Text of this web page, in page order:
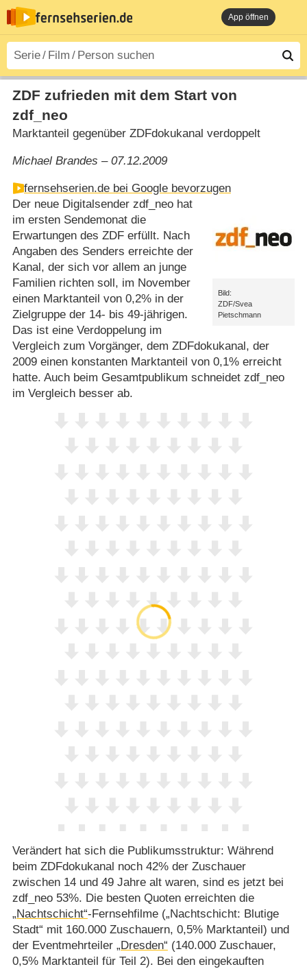
App öffnen
ZDF zufrieden mit dem Start von
zdf_neo
Marktanteil gegenüber ZDFdokukanal verdoppelt
Michael Brandes – 07.12.2009
fernsehserien.de bei Google bevorzugen
Bild:
ZDF/Svea
Pietschmann
Der neue Digitalsender zdf_neo hat
im ersten Sendemonat die
Erwartungen des ZDF erfüllt. Nach
Angaben des Senders erreichte der
Kanal, der sich vor allem an junge
Familien richten soll, im November
einen Marktanteil von 0,2% in der
Zielgruppe der 14- bis 49-jährigen.
Das ist eine Verdoppelung im
Vergleich zum Vorgänger, dem ZDFdokukanal, der
2009 einen konstanten Marktanteil von 0,1% erreicht
hatte. Auch beim Gesamtpublikum schneidet zdf_neo
im Vergleich besser ab.
Verändert hat sich die Publikumsstruktur: Während
beim ZDFdokukanal noch 42% der Zuschauer
zwischen 14 und 49 Jahre alt waren, sind es jetzt bei
zdf_neo 53%. Die besten Quoten erreichten die
„Nachtschicht“-Fernsehfilme („Nachtschicht: Blutige
Stadt“ mit 160.000 Zuschauern, 0,5% Marktanteil) und
der Eventmehrteiler „Dresden“ (140.000 Zuschauer,
0,5% Marktanteil für Teil 2). Bei den eingekauften